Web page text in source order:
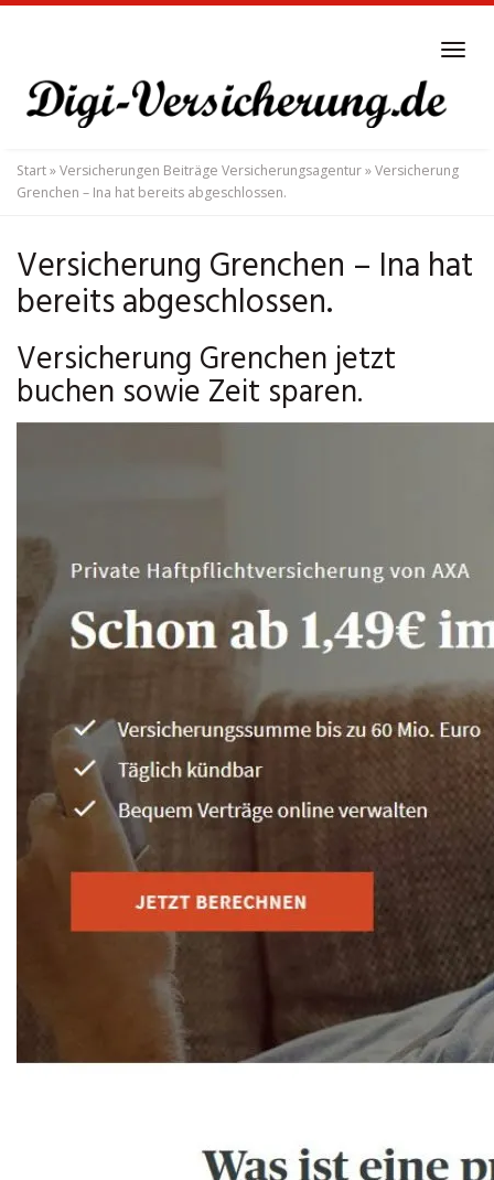
main
content
Start»Versicherungen Beiträge Versicherungsagentur»Versicherung
Grenchen – Ina hat bereits abgeschlossen.
Versicherung Grenchen – Ina hat
bereits abgeschlossen.
Versicherung Grenchen jetzt
buchen sowie Zeit sparen.